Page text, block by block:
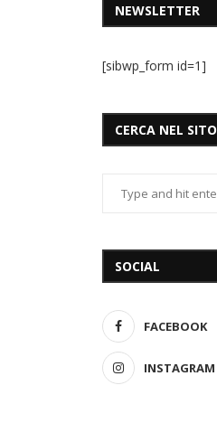
NEWSLETTER
[sibwp_form id=1]
CERCA NEL SITO
SOCIAL
FACEBOOK
INSTAGRAM